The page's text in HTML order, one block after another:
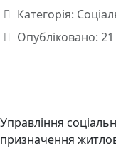
Категорія:
Опубліковано:
Управління
призначення